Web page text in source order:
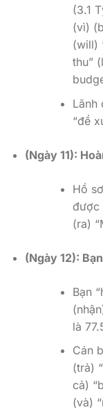
(3.1
(vì)
(will)
thu”
Lãnh
“đề
(Ngày 11):
Hồ
được
(ra)
(Ngày 12):
Bạn
là
Cán
(trả)
cả)
(và)